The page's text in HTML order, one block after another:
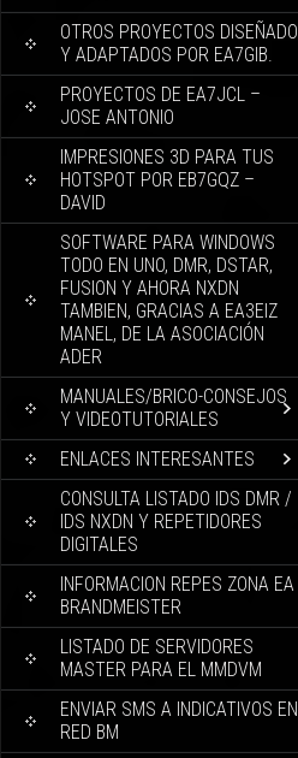
OTROS PROYECTOS DISEÑADO
Y ADAPTADOS POR EA7GIB.
PROYECTOS DE EA7JCL –
JOSE ANTONIO
IMPRESIONES 3D PARA TUS
HOTSPOT POR EB7GQZ –
DAVID
SOFTWARE PARA WINDOWS
TODO EN UNO, DMR, DSTAR,
FUSION Y AHORA NXDN
TAMBIEN, GRACIAS A EA3EIZ
MANEL, DE LA ASOCIACIÓN
ADER
MANUALES/BRICO-CONSEJOS
Y VIDEOTUTORIALES
ENLACES INTERESANTES
CONSULTA LISTADO IDS DMR /
IDS NXDN Y REPETIDORES
DIGITALES
INFORMACION REPES ZONA EA
BRANDMEISTER
LISTADO DE SERVIDORES
MASTER PARA EL MMDVM
ENVIAR SMS A INDICATIVOS EN
RED BM